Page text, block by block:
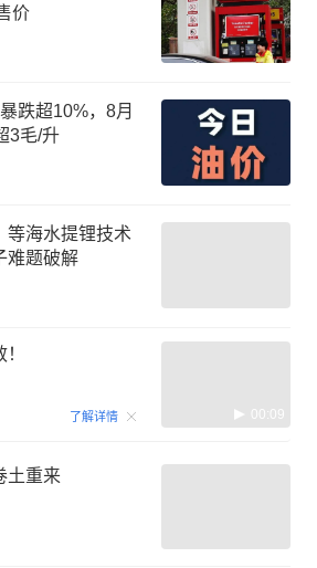
价
跌超10%，8月
3毛/升
等海水提锂技术
难题破解
了解详情 00:09
土重来